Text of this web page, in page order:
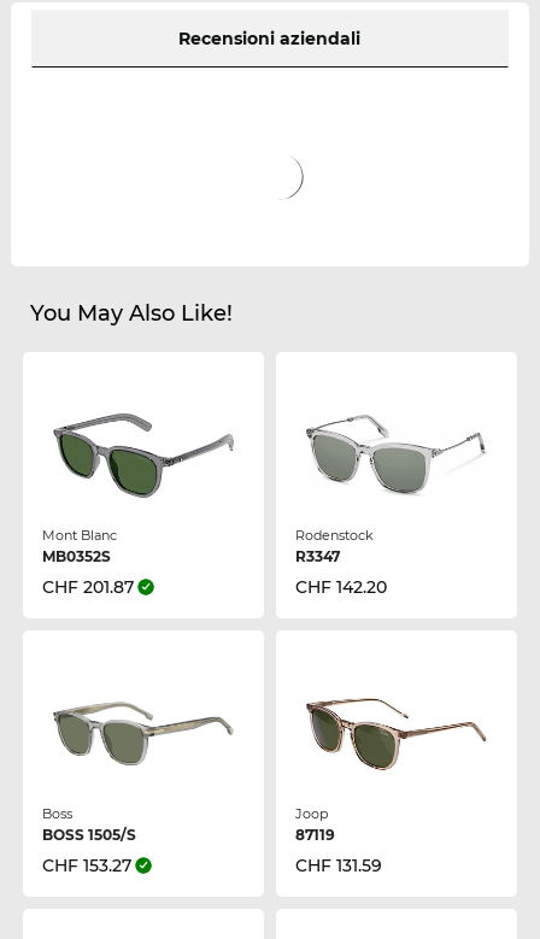
Recensioni aziendali
You May Also Like!
Mont Blanc
MB0352S
CHF 201.87
Rodenstock
R3347
CHF 142.20
Boss
BOSS 1505/S
CHF 153.27
Joop
87119
CHF 131.59